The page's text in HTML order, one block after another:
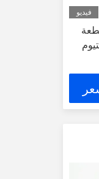
فيديو
على الثلاجة 840 قطعة